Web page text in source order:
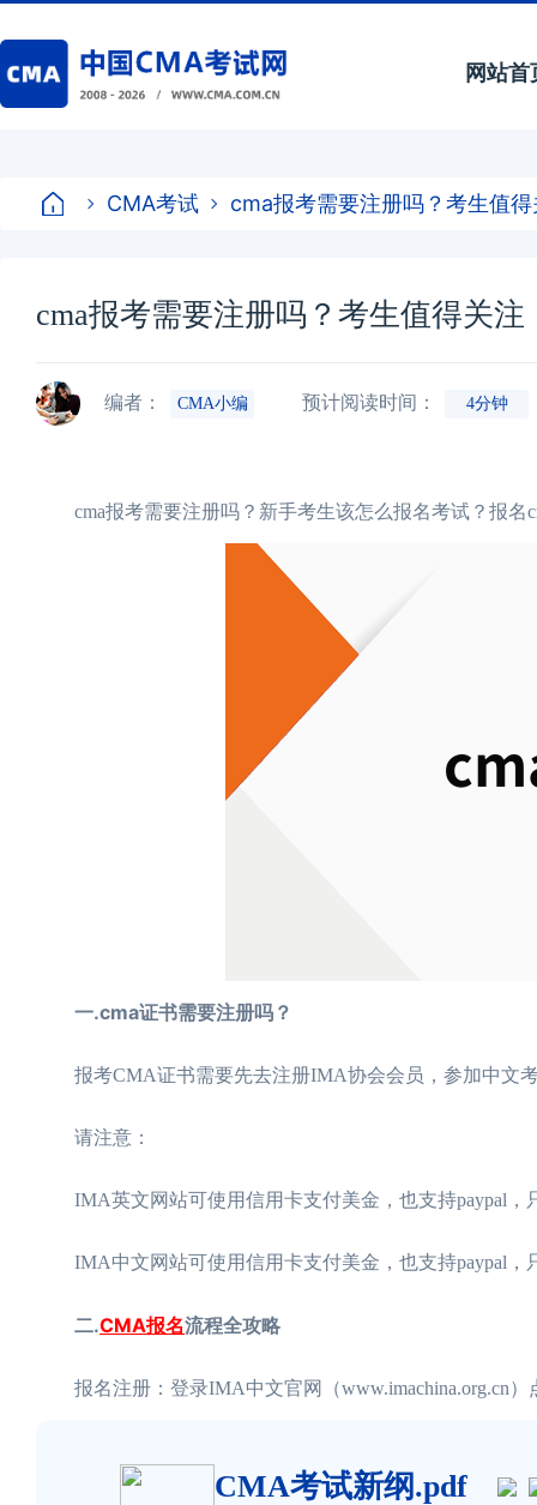
网站首
CMA考试 cma报考需要注册吗？考生值
cma报考需要注册吗？考生值得关注
编者： CMA小编 预计阅读时间： 4分钟
cma报考需要注册吗？新手考生该怎么报名考试？报名
一.cma证书需要注册吗？
报考CMA证书需要先去注册IMA协会会员，参加中文
请注意：
IMA英文网站可使用信用卡支付美金，也支持paypal，
IMA中文网站可使用信用卡支付美金，也支持paypal，
二.CMA报名流程全攻略
报名注册：登录IMA中文官网（www.imachina.org.cn）
CMA考试新纲.pdf